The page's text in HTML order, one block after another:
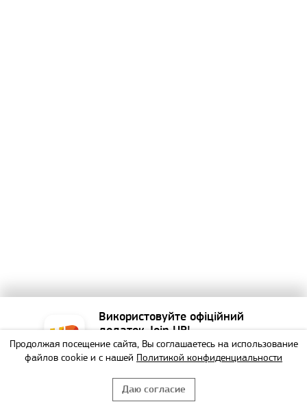
Продолжая посещение сайта, Вы соглашаетесь на использование
файлов cookie и с нашей Политикой конфиденциальности
Даю согласие
Використовуйте офіційний
додаток Join UP!
Найзручніший спосіб
забронювати тур!
НЕ БУДУ